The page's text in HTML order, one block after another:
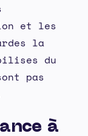
et les
la
du
pas
à